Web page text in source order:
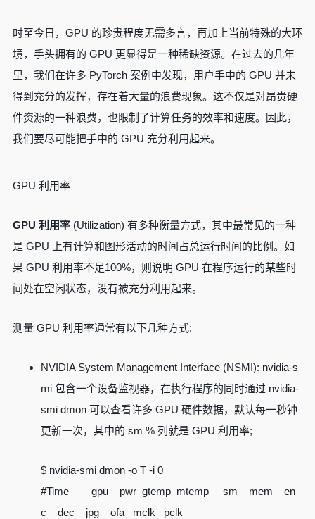
时至今日，GPU 的珍贵程度无需多言，再加上当前特殊的大环
境，手头拥有的 GPU 更显得是一种稀缺资源。在过去的几年
里，我们在许多 PyTorch 案例中发现，用户手中的 GPU 并未
得到充分的发挥，存在着大量的浪费现象。这不仅是对昂贵硬
件资源的一种浪费，也限制了计算任务的效率和速度。因此，
我们要尽可能把手中的 GPU 充分利用起来。
GPU 利用率
GPU 利用率(Utilization) 有多种衡量方式，其中最常见的一种
是 GPU 上有计算和图形活动的时间占总运行时间的比例。如
果 GPU 利用率不足100%，则说明 GPU 在程序运行的某些时
间处在空闲状态，没有被充分利用起来。
测量 GPU 利用率通常有以下几种方式:
NVIDIA System Management Interface (NSMI): nvidia-s
mi 包含一个设备监视器，在执行程序的同时通过 nvidia-
smi dmon 可以查看许多 GPU 硬件数据，默认每一秒钟
更新一次，其中的 sm % 列就是 GPU 利用率;
$ nvidia-smi dmon -o T -i 0
#Time gpu pwr gtemp mtemp sm mem en
c dec jpg ofa mclk pclk